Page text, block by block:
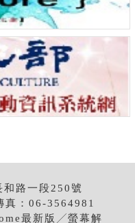
路一段250號
真：06-3564981
最新版╱螢幕解